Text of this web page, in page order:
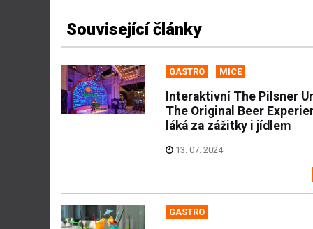
Související články
GASTRO MICE
Interaktivní The Pilsner
The Original Beer
láká za zážitky i jídlem
13. 07. 2024
GASTRO